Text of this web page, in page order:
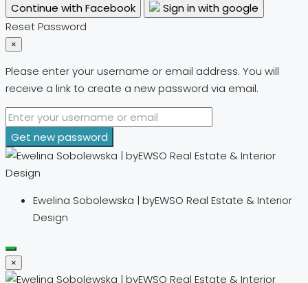
Continue with Facebook
Sign in with google
Reset Password
×
Please enter your username or email address. You will
receive a link to create a new password via email.
Get new password
Ewelina Sobolewska | byEWSO Real Estate & Interior
Design
×